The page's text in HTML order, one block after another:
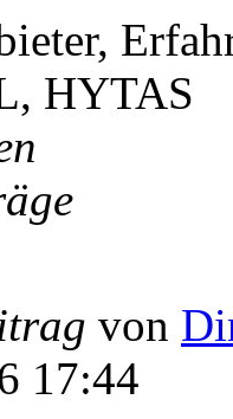
HYTAS
von
17:44